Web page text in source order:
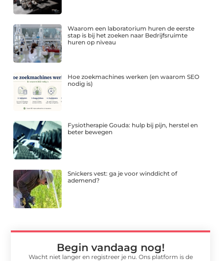
Waarom een laboratorium huren de eerste
stap is bij het zoeken naar Bedrijfsruimte
huren op niveau
Hoe zoekmachines werken (en waarom SEO
nodig is)
Fysiotherapie Gouda: hulp bij pijn, herstel en
beter bewegen
Snickers vest: ga je voor winddicht of
ademend?
Begin vandaag nog!
Wacht niet langer en registreer je nu. Ons platform is de